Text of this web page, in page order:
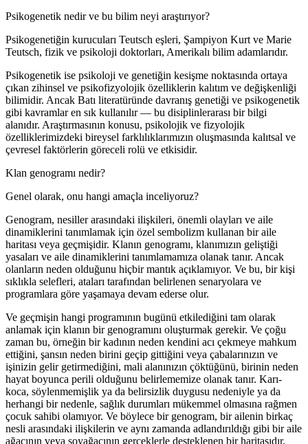
Psikogenetik nedir ve bu bilim neyi araştırıyor?
Psikogenetiğin kurucuları Teutsch eşleri, Şampiyon Kurt ve Marie
Teutsch, fizik ve psikoloji doktorları, Amerikalı bilim adamlarıdır.
Psikogenetik ise psikoloji ve genetiğin kesişme noktasında ortaya
çıkan zihinsel ve psikofizyolojik özelliklerin kalıtım ve değişkenliği
bilimidir. Ancak Batı literatüründe davranış genetiği ve psikogenetik
gibi kavramlar en sık kullanılır — bu disiplinlerarası bir bilgi
alanıdır. Araştırmasının konusu, psikolojik ve fizyolojik
özelliklerimizdeki bireysel farklılıklarımızın oluşmasında kalıtsal ve
çevresel faktörlerin göreceli rolü ve etkisidir.
Klan genogramı nedir?
Genel olarak, onu hangi amaçla inceliyoruz?
Genogram, nesiller arasındaki ilişkileri, önemli olayları ve aile
dinamiklerini tanımlamak için özel sembolizm kullanan bir aile
haritası veya geçmişidir. Klanın genogramı, klanımızın geliştiği
yasaları ve aile dinamiklerini tanımlamamıza olanak tanır. Ancak
olanların neden olduğunu hiçbir mantık açıklamıyor. Ve bu, bir kişi
sıklıkla selefleri, ataları tarafından belirlenen senaryolara ve
programlara göre yaşamaya devam ederse olur.
Ve geçmişin hangi programının bugünü etkilediğini tam olarak
anlamak için klanın bir genogramını oluşturmak gerekir. Ve çoğu
zaman bu, örneğin bir kadının neden kendini acı çekmeye mahkum
ettiğini, şansın neden birini geçip gittiğini veya çabalarınızın ve
işinizin gelir getirmediğini, mali alanınızın çöktüğünü, birinin neden
hayat boyunca perili olduğunu belirlememize olanak tanır. Karı-
koca, söylenmemişlik ya da belirsizlik duygusu nedeniyle ya da
herhangi bir nedenle, sağlık durumları mükemmel olmasına rağmen
çocuk sahibi olamıyor. Ve böylece bir genogram, bir ailenin birkaç
nesli arasındaki ilişkilerin ve aynı zamanda adlandırıldığı gibi bir aile
ağacının veya soyağacının gerçeklerle desteklenen bir haritasıdır.